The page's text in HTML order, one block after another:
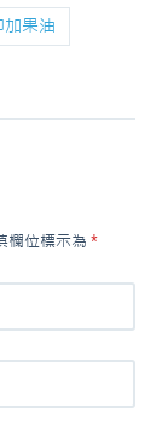
果油
欄位標示為 *